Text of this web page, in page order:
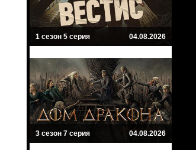
1 сезон 5 серия 04.08.2026
3 сезон 7 серия 04.08.2026